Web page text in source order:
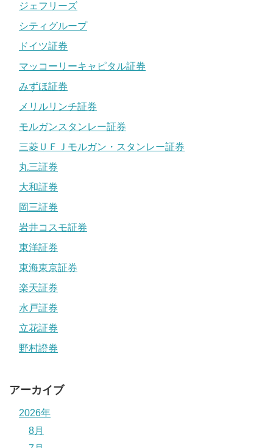
ジェフリーズ
シティグループ
ドイツ証券
マッコーリーキャピタル証券
みずほ証券
メリルリンチ証券
モルガンスタンレー証券
三菱ＵＦＪモルガン・スタンレー証券
丸三証券
大和証券
岡三証券
岩井コスモ証券
東洋証券
東海東京証券
楽天証券
水戸証券
立花証券
野村證券
アーカイブ
2026年
8月